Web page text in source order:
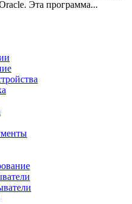
Эта программа...